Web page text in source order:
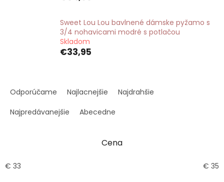
Sweet Lou Lou bavlnené dámske pyžamo s
3/4 nohavicami modré s potlačou
Skladom
€33,95
a
e
r
Odporúčame Najlacnejšie
Najdrahšie
Najpredávanejšie
Abecedne
Cena
€ 33 € 35